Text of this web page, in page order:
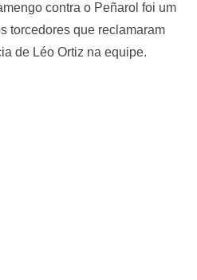
contra o Peñarol foi um
torcedores que reclamaram
de Léo Ortiz na equipe.